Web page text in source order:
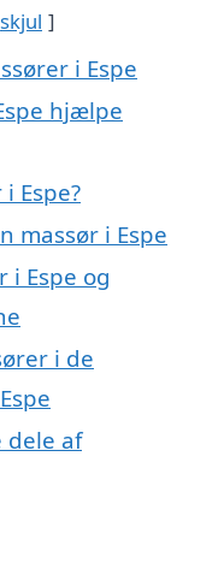
skjul
i Espe
hjælpe
Espe?
massør i Espe
i Espe og
i de
dele af